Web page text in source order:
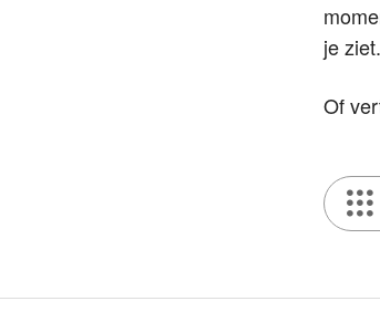
je ziet.
Of